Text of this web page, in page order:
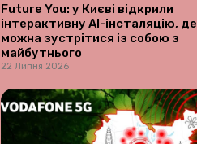
Future You: у Києві відкрили
інтерактивну AI-інсталяцію, де
можна зустрітися із собою з
майбутнього
22 Липня 2026